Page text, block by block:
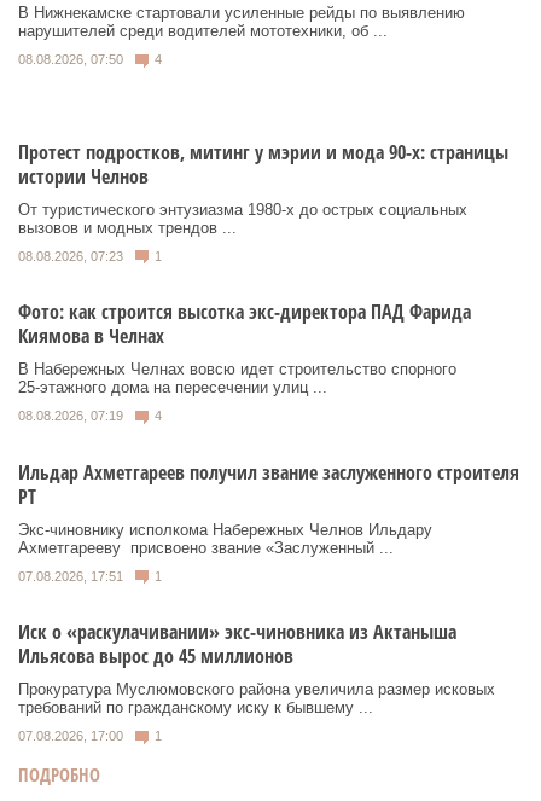
В Нижнекамске стартовали усиленные рейды по выявлению
нарушителей среди водителей мототехники, об ...
08.08.2026, 07:50 4
Протест подростков, митинг у мэрии и мода 90-х: страницы
истории Челнов
От туристического энтузиазма 1980‑х до острых социальных
вызовов и модных трендов ...
08.08.2026, 07:23 1
Фото: как строится высотка экс-директора ПАД Фарида
Киямова в Челнах
В Набережных Челнах вовсю идет строительство спорного
25‑этажного дома на пересечении улиц ...
08.08.2026, 07:19 4
Ильдар Ахметгареев получил звание заслуженного строителя
РТ
Экс‑чиновнику исполкома Набережных Челнов Ильдару
Ахметгарееву присвоено звание «Заслуженный ...
07.08.2026, 17:51 1
Иск о «раскулачивании» экс-чиновника из Актаныша
Ильясова вырос до 45 миллионов
Прокуратура Муслюмовского района увеличила размер исковых
требований по гражданскому иску к бывшему ...
07.08.2026, 17:00 1
ПОДРОБНО